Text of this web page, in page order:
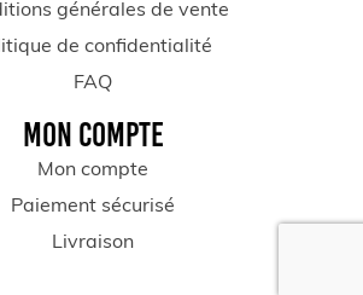
générales de vente
de confidentialité
FAQ
MON COMPTE
Mon compte
Paiement sécurisé
Livraison